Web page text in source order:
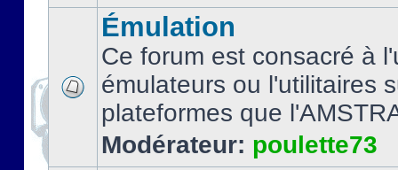
Émulation
Ce forum est consacré à
émulateurs ou l'utilitaires
plateformes que
Modérateur: poulette73